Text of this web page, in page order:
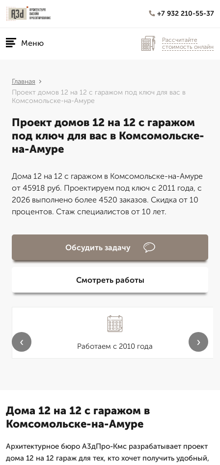
+7 932 210-55-37
Меню
Рассчитайте
стоимость онлайн
Главная
Проект домов 12 на 12 с гаражом под ключ для вас в
Комсомольске-на-Амуре
Проект домов 12 на 12 с гаражом
под ключ для вас в Комсомольске-
на-Амуре
Дома 12 на 12 с гаражом в Комсомольске-на-Амуре
от 45918 руб. Проектируем под ключ с 2011 года, с
2026 выполнено более 4520 заказов. Скидка от 10
процентов. Стаж специалистов от 10 лет.
Обсудить задачу
Смотреть работы
Работаем с 2010 года
‹ ›
Дома 12 на 12 с гаражом в
Комсомольске-на-Амуре
Архитектурное бюро А3дПро-Кмс разрабатывает проект
дома 12 на 12 гараж для тех, кто хочет получить удобный,